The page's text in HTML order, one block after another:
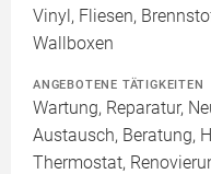
Vinyl, Fliesen,
Wallboxen
ANGEBOTENE TÄTIGKEITEN
Wartung, Reparatur,
Austausch, Beratung,
Thermostat,